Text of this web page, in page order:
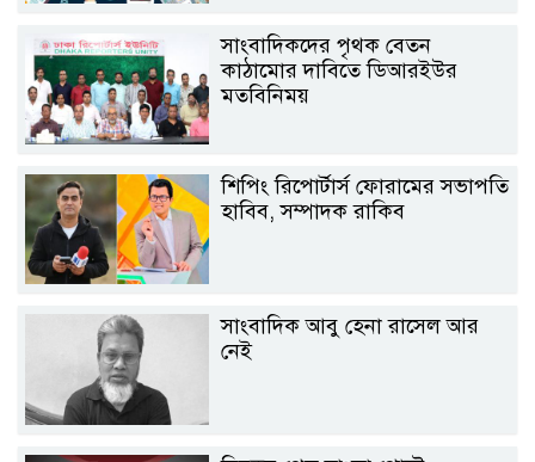
সাংবাদিকদের পৃথক বেতন
কাঠামোর দাবিতে ডিআরইউর
মতবিনিময়
শিপিং রিপোর্টার্স ফোরামের সভাপতি
হাবিব, সম্পাদক রাকিব
সাংবাদিক আবু হেনা রাসেল আর
নেই